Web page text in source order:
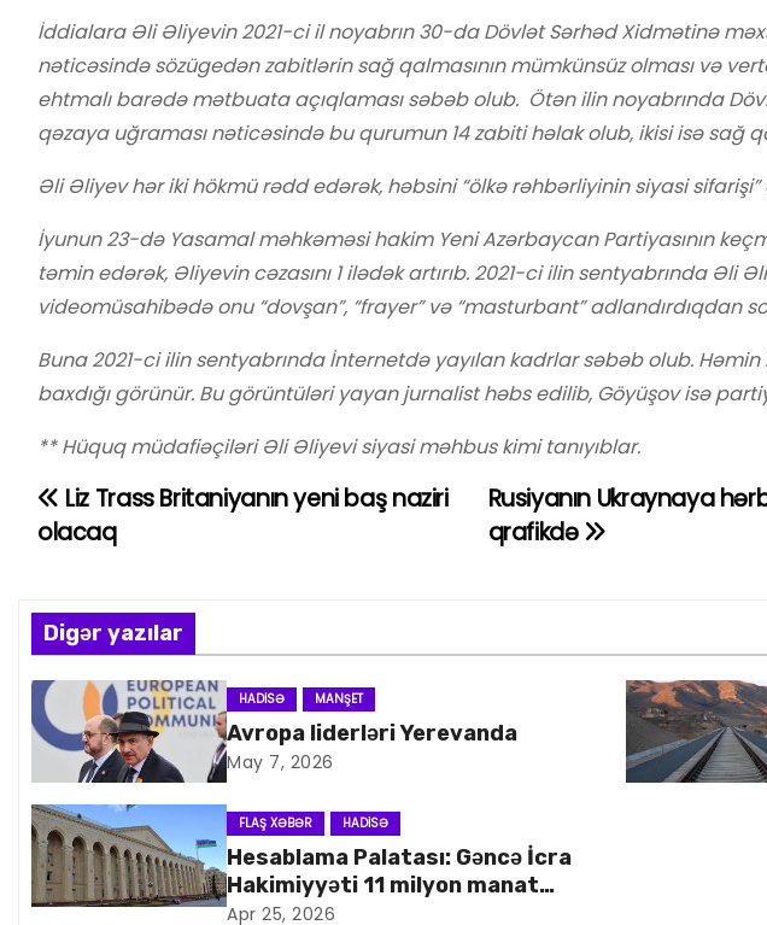
İddialara ƏliƏliyevin 2021-ci il noyabrın 30-da Dövlət Sərhəd Xidmətinəmə
nəticəsindəsözügedən zabitlərin sağ qalmasının mümkünsüz olması və
ehtmalı barədəmətbuata açıqlaması səbəb olub. Ötən ilin noyabrında
qəzaya uğraması nəticəsindəbu qurumun 14 zabiti həlak olub, ikisi isəsağ
ƏliƏliyev hər iki hökmü rədd edərək, həbsini “ölkərəhbərliyinin siyasi sifarişi”
İyunun 23-dəYasamal məhkəməsi hakim Yeni Azərbaycan Partiyasının
təmin edərək, Əliyevin cəzasını 1 ilədək artırıb. 2021-ci ilin sentyabrında ƏliƏ
videomüsahibədəonu “dovşan”, “frayer” və“masturbant” adlandırdıqdan
Buna 2021-ci ilin sentyabrında İnternetdəyayılan kadrlar səbəb olub. Həmin
baxdığı görünür. Bu görüntüləri yayan jurnalist həbs edilib, Göyüşov isə
** Hüquq müdafiəçiləriƏliƏliyevi siyasi məhbus kimi tanıyıblar.
Y
z
ı
n
a
v
i
q
Rusiyanın Ukraynaya
qrafikdə
Liz Trass Britaniyanın yeni baş naziri
olacaq
Digər yazılar
HADISƏ MANŞET
Avropa liderləri Yerevanda
May 7, 2026
FLAŞ XƏBƏR HADISƏ
Hesablama Palatası: Gəncə İcra
Hakimiyyəti 11 milyon manat
artıq xərcləyib
Apr 25, 2026